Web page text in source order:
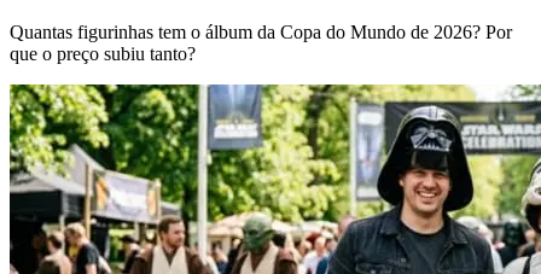
Quantas figurinhas tem o álbum da Copa do Mundo de 2026? Por
que o preço subiu tanto?